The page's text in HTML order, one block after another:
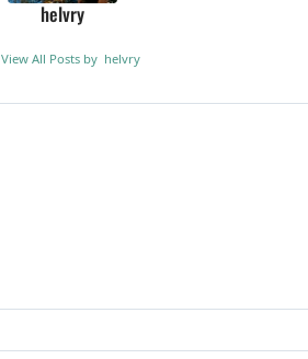
helvry
View All Posts by helvry